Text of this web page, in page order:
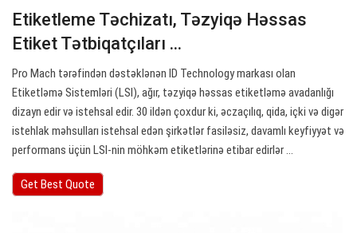
Etiketleme Təchizatı, Təzyiqə Həssas
Etiket Tətbiqatçıları ...
Pro Mach tərəfindən dəstəklənən ID Technology markası olan
Etiketləmə Sistemləri (LSI), ağır, təzyiqə həssas etiketləmə avadanlığı
dizayn edir və istehsal edir. 30 ildən çoxdur ki, əczaçılıq, qida, içki və digər
istehlak məhsulları istehsal edən şirkətlər fasiləsiz, davamlı keyfiyyət və
performans üçün LSI-nin möhkəm etiketlərinə etibar edirlər ...
Get Best Quote